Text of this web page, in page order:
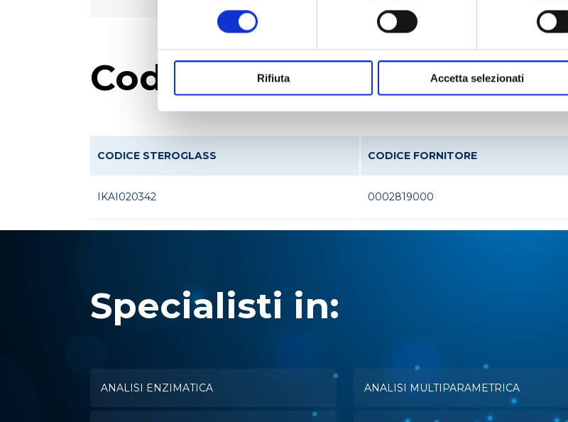
Rifiuta Accetta selezionati
Codici prodotto
CODICE STEROGLASS CODICE FORNITORE
IKAI020342 0002819000
Specialisti in:
ANALISI ENZIMATICA ANALISI MULTIPARAMETRICA